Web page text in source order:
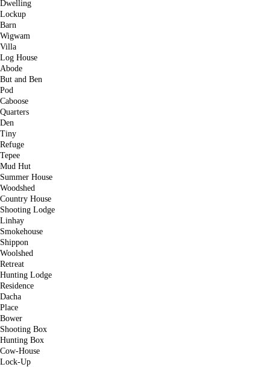
Dwelling
Lockup
Barn
Wigwam
Villa
Log House
Abode
But and Ben
Pod
Caboose
Quarters
Den
Tiny
Refuge
Tepee
Mud Hut
Summer House
Woodshed
Country House
Shooting Lodge
Linhay
Smokehouse
Shippon
Woolshed
Retreat
Hunting Lodge
Residence
Dacha
Place
Bower
Shooting Box
Hunting Box
Cow-House
Lock-Up